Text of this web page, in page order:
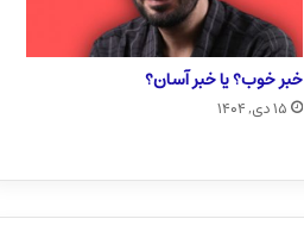
خبر خوب؟ یا خبر آسان؟
۱۵ دی, ۱۴۰۴